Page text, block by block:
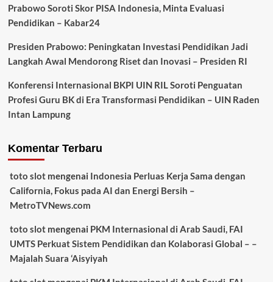
Prabowo Soroti Skor PISA Indonesia, Minta Evaluasi
Pendidikan – Kabar24
Presiden Prabowo: Peningkatan Investasi Pendidikan Jadi
Langkah Awal Mendorong Riset dan Inovasi – Presiden RI
Konferensi Internasional BKPI UIN RIL Soroti Penguatan
Profesi Guru BK di Era Transformasi Pendidikan – UIN Raden
Intan Lampung
Komentar Terbaru
toto slotmengenai Indonesia Perluas Kerja Sama dengan
California, Fokus pada AI dan Energi Bersih –
MetroTVNews.com
toto slotmengenai PKM Internasional di Arab Saudi, FAI
UMTS Perkuat Sistem Pendidikan dan Kolaborasi Global – –
Majalah Suara ‘Aisyiyah